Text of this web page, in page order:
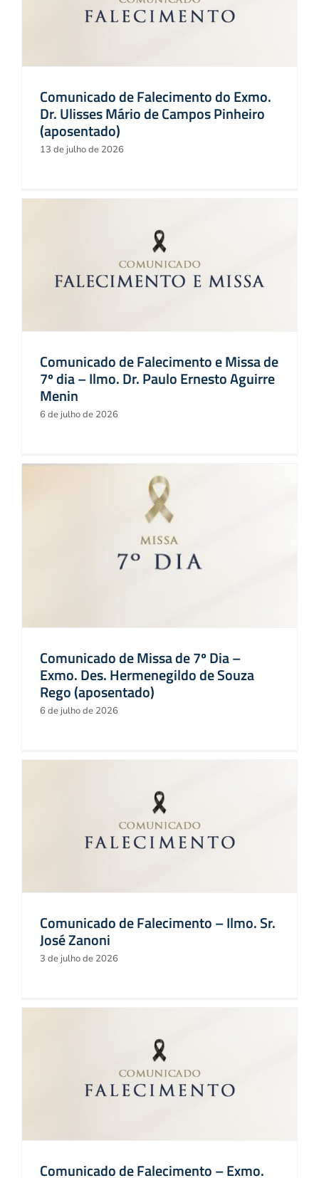
Comunicado de Falecimento do Exmo.
Dr. Ulisses Mário de Campos Pinheiro
(aposentado)
13 de julho de 2026
Comunicado de Falecimento e Missa de
7º dia – Ilmo. Dr. Paulo Ernesto Aguirre
Menin
6 de julho de 2026
Comunicado de Missa de 7º Dia –
Exmo. Des. Hermenegildo de Souza
Rego (aposentado)
6 de julho de 2026
Comunicado de Falecimento – Ilmo. Sr.
José Zanoni
3 de julho de 2026
Comunicado de Falecimento – Exmo.